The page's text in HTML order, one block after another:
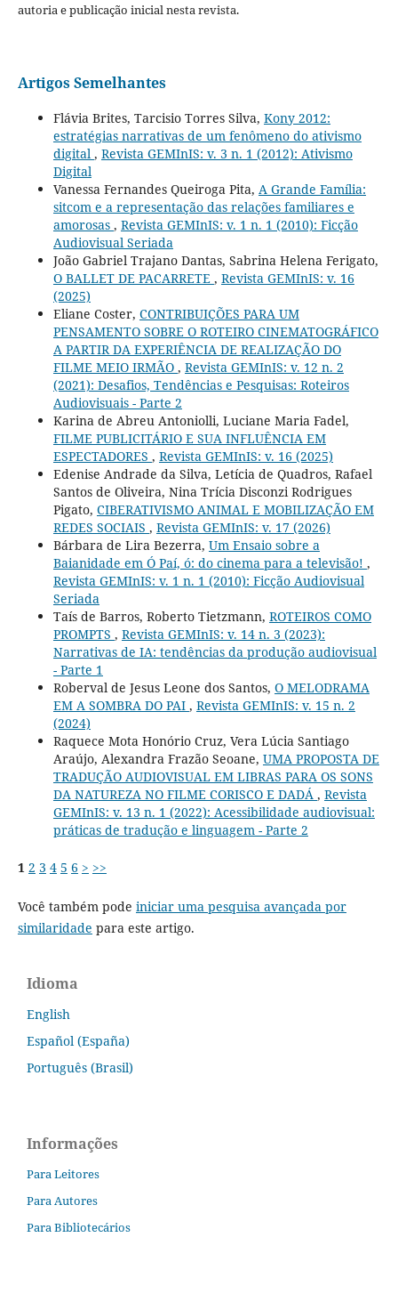
autoria e publicação inicial nesta revista.
Artigos Semelhantes
Flávia Brites, Tarcisio Torres Silva, Kony 2012:
estratégias narrativas de um fenômeno do ativismo
digital , Revista GEMInIS: v. 3 n. 1 (2012): Ativismo
Digital
Vanessa Fernandes Queiroga Pita, A Grande Família:
sitcom e a representação das relações familiares e
amorosas , Revista GEMInIS: v. 1 n. 1 (2010): Ficção
Audiovisual Seriada
João Gabriel Trajano Dantas, Sabrina Helena Ferigato,
O BALLET DE PACARRETE , Revista GEMInIS: v. 16
(2025)
Eliane Coster, CONTRIBUIÇÕES PARA UM
PENSAMENTO SOBRE O ROTEIRO CINEMATOGRÁFICO
A PARTIR DA EXPERIÊNCIA DE REALIZAÇÃO DO
FILME MEIO IRMÃO , Revista GEMInIS: v. 12 n. 2
(2021): Desafios, Tendências e Pesquisas: Roteiros
Audiovisuais - Parte 2
Karina de Abreu Antoniolli, Luciane Maria Fadel,
FILME PUBLICITÁRIO E SUA INFLUÊNCIA EM
ESPECTADORES , Revista GEMInIS: v. 16 (2025)
Edenise Andrade da Silva, Letícia de Quadros, Rafael
Santos de Oliveira, Nina Trícia Disconzi Rodrigues
Pigato, CIBERATIVISMO ANIMAL E MOBILIZAÇÃO EM
REDES SOCIAIS , Revista GEMInIS: v. 17 (2026)
Bárbara de Lira Bezerra, Um Ensaio sobre a
Baianidade em Ó Paí, ó: do cinema para a televisão! ,
Revista GEMInIS: v. 1 n. 1 (2010): Ficção Audiovisual
Seriada
Taís de Barros, Roberto Tietzmann, ROTEIROS COMO
PROMPTS , Revista GEMInIS: v. 14 n. 3 (2023):
Narrativas de IA: tendências da produção audiovisual
- Parte 1
Roberval de Jesus Leone dos Santos, O MELODRAMA
EM A SOMBRA DO PAI , Revista GEMInIS: v. 15 n. 2
(2024)
Raquece Mota Honório Cruz, Vera Lúcia Santiago
Araújo, Alexandra Frazão Seoane, UMA PROPOSTA DE
TRADUÇÃO AUDIOVISUAL EM LIBRAS PARA OS SONS
DA NATUREZA NO FILME CORISCO E DADÁ , Revista
GEMInIS: v. 13 n. 1 (2022): Acessibilidade audiovisual:
práticas de tradução e linguagem - Parte 2
1 2 3 4 5 6 > >>
Você também pode iniciar uma pesquisa avançada por
similaridade para este artigo.
Idioma
English
Español (España)
Português (Brasil)
Informações
Para Leitores
Para Autores
Para Bibliotecários